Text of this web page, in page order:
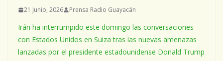
21 Junio, 2026 Prensa Radio Guayacán
Irán ha interrumpido este domingo las conversaciones
con Estados Unidos en Suiza tras las nuevas amenazas
lanzadas por el presidente estadounidense Donald Trump